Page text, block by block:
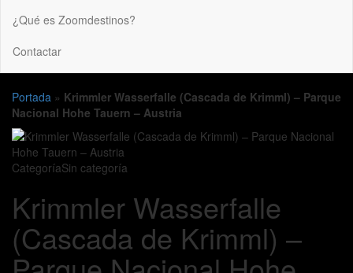
¿Qué es Zoomdestinos?
Contactar
Portada » Krimmler Wasserfalle (Cascada de Krimml) – Parque
Nacional Hohe Tauern – Austria
CategoríaSin categoría
Krimmler Wasserfalle
(Cascada de Krimml) –